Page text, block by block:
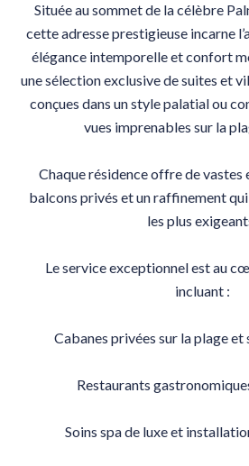
Située au sommet de la célèbre
cette adresse prestigieuse incarne
élégance intemporelle et confort
une sélection exclusive de suites et
conçues dans un style palatial ou
vues imprenables sur la
Chaque résidence offre de vastes
balcons privés et un raffinement
les plus
Le service exceptionnel est au
incluant :
Cabanes privées sur la plage et
Restaurants
Soins spa de luxe et